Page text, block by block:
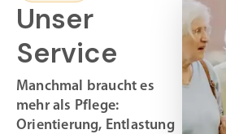
Unser
Service
Manchmal braucht es
mehr als Pflege:
Orientierung, Entlastung